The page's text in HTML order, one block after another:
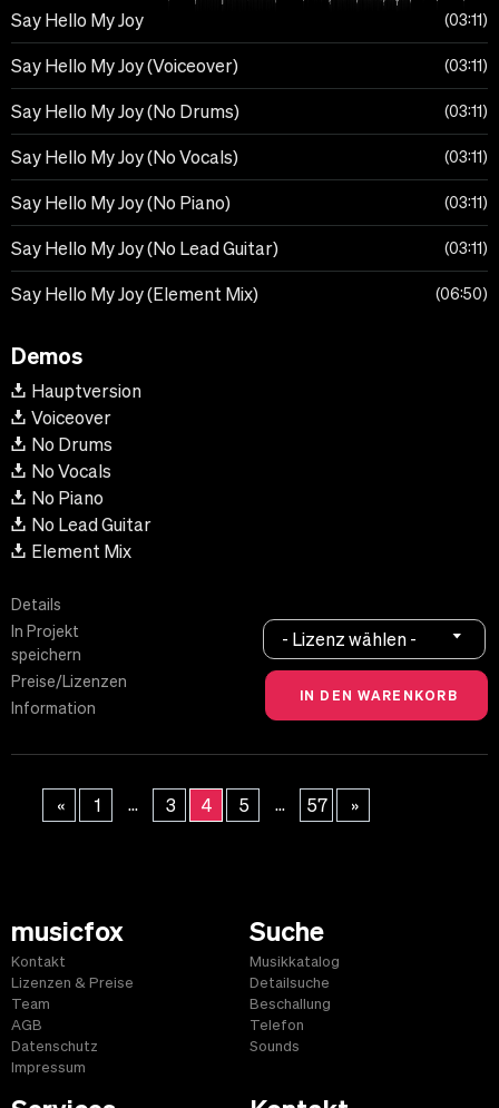
Say Hello My Joy 03:11
Say Hello My Joy (Voiceover) 03:11
Say Hello My Joy (No Drums) 03:11
Say Hello My Joy (No Vocals) 03:11
Say Hello My Joy (No Piano) 03:11
Say Hello My Joy (No Lead Guitar) 03:11
Say Hello My Joy (Element Mix) 06:50
Demos
Hauptversion
Voiceover
No Drums
No Vocals
No Piano
No Lead Guitar
Element Mix
Details
In Projekt
speichern
Preise/Lizenzen
Information
- Lizenz wählen -
« 1 ... 3 4 5 ... 57 »
musicfox
Kontakt
Lizenzen & Preise
Team
AGB
Datenschutz
Impressum
Suche
Musikkatalog
Detailsuche
Beschallung
Telefon
Sounds